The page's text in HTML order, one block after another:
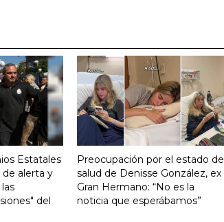
Estatales
alerta y
del
Preocupación por el estado de
salud de Denisse González, ex
Gran Hermano: “No es la
noticia que esperábamos”